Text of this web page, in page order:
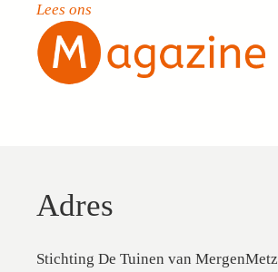
Lees ons
Adres
Stichting De Tuinen van MergenMetz